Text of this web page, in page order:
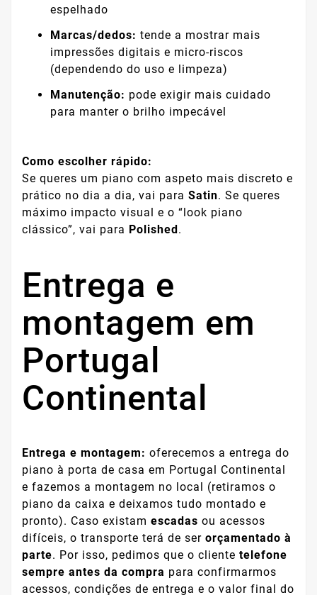
espelhado
Marcas/dedos: tende a mostrar mais
impressões digitais e micro-riscos
(dependendo do uso e limpeza)
Manutenção: pode exigir mais cuidado
para manter o brilho impecável
Como escolher rápido:
Se queres um piano com aspeto mais discreto e
prático no dia a dia, vai para Satin. Se queres
máximo impacto visual e o “look piano
clássico”, vai para Polished .
Entrega e
montagem em
Portugal
Continental
Entrega e montagem: oferecemos a entrega do
piano à porta de casa em Portugal Continental
e fazemos a montagem no local (retiramos o
piano da caixa e deixamos tudo montado e
pronto). Caso existam escadas ou acessos
difíceis, o transporte terá de ser orçamentado à
parte. Por isso, pedimos que o cliente telefone
sempre antes da compra para confirmarmos
acessos, condições de entrega e o valor final do